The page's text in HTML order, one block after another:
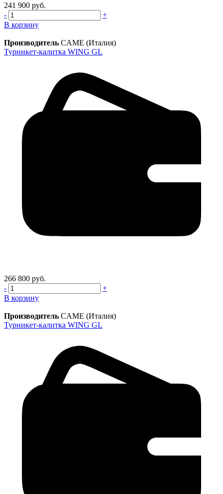
241 900 руб.
-
+
В корзину
Производитель CAME (Италия)
Турникет-калитка WING GL
266 800 руб.
-
+
В корзину
Производитель CAME (Италия)
Турникет-калитка WING GL